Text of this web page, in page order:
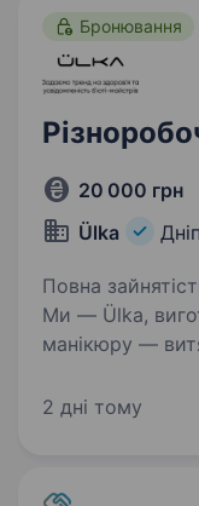
Бронювання
20 000 грн
Ülka
Повна
Ми — Ülka,
манікюру —
000 майстрів і
2 дні тому